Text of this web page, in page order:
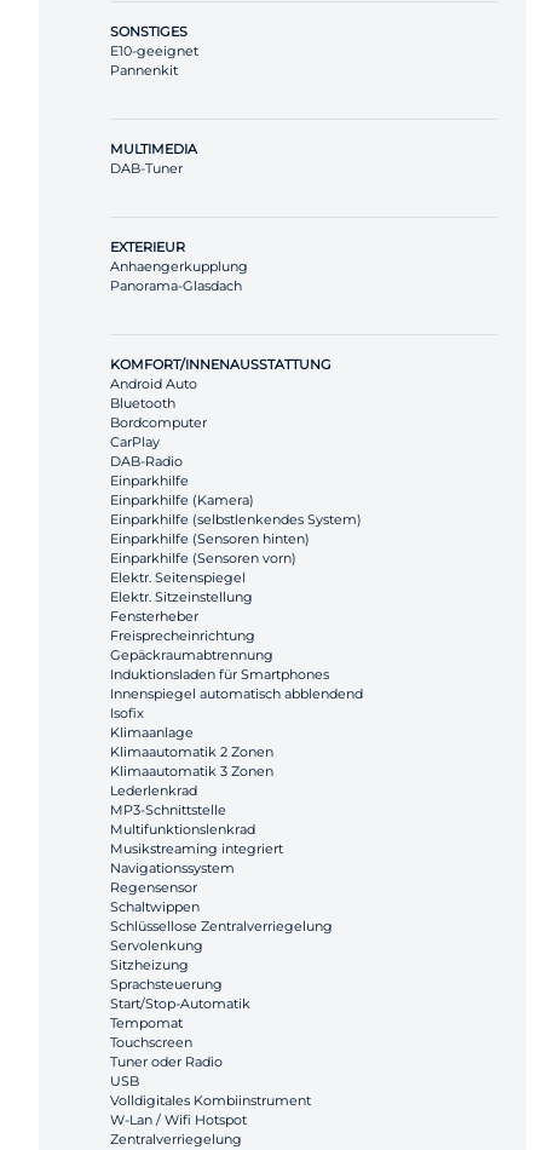
SONSTIGES
E10-geeignet
Pannenkit
MULTIMEDIA
DAB-Tuner
EXTERIEUR
Anhaengerkupplung
Panorama-Glasdach
KOMFORT/INNENAUSSTATTUNG
Android Auto
Bluetooth
Bordcomputer
CarPlay
DAB-Radio
Einparkhilfe
Einparkhilfe (Kamera)
Einparkhilfe (selbstlenkendes System)
Einparkhilfe (Sensoren hinten)
Einparkhilfe (Sensoren vorn)
Elektr. Seitenspiegel
Elektr. Sitzeinstellung
Fensterheber
Freisprecheinrichtung
Gepäckraumabtrennung
Induktionsladen für Smartphones
Innenspiegel automatisch abblendend
Isofix
Klimaanlage
Klimaautomatik 2 Zonen
Klimaautomatik 3 Zonen
Lederlenkrad
MP3-Schnittstelle
Multifunktionslenkrad
Musikstreaming integriert
Navigationssystem
Regensensor
Schaltwippen
Schlüssellose Zentralverriegelung
Servolenkung
Sitzheizung
Sprachsteuerung
Start/Stop-Automatik
Tempomat
Touchscreen
Tuner oder Radio
USB
Volldigitales Kombiinstrument
W-Lan / Wifi Hotspot
Zentralverriegelung